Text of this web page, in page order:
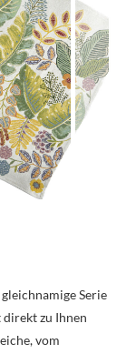
Serie
zu Ihnen
vom